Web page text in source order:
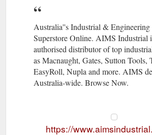
Australia''s Industrial & Engineering
Superstore Online. AIMS Industrial
authorised distributor of top
as Macnaught, Gates, Sutton Tools,
EasyRoll, Nupla and more. AIMS
Australia-wide. Browse Now.